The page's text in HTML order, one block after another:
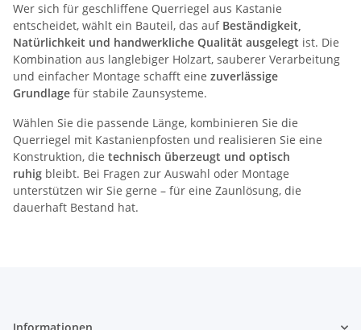
Wer sich für geschliffene Querriegel aus Kastanie
entscheidet, wählt ein Bauteil, das auf Beständigkeit,
Natürlichkeit und handwerkliche Qualität ausgelegt ist. Die
Kombination aus langlebiger Holzart, sauberer Verarbeitung
und einfacher Montage schafft eine zuverlässige
Grundlage für stabile Zaunsysteme.
Wählen Sie die passende Länge, kombinieren Sie die
Querriegel mit Kastanienpfosten und realisieren Sie eine
Konstruktion, die technisch überzeugt und optisch
ruhig bleibt. Bei Fragen zur Auswahl oder Montage
unterstützen wir Sie gerne – für eine Zaunlösung, die
dauerhaft Bestand hat.